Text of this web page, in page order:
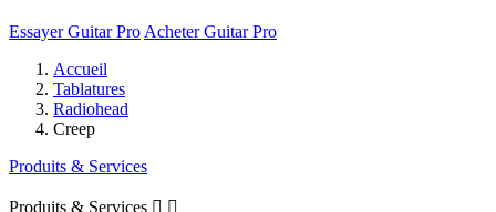
Essayer Guitar Pro Acheter Guitar Pro
Accueil
Tablatures
Radiohead
Creep
Produits & Services
Produits & Services  